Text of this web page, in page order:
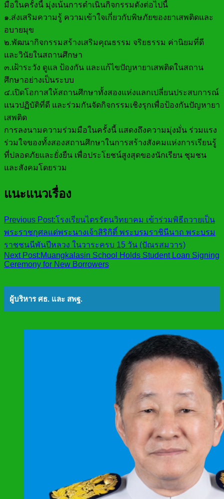
มือในครั้งนี้ มุ่งเน้นการดำเนินกิจกรรมดังต่อไปนี้
๑.ส่งเสริมความรู้ ความเข้าใจเกี่ยวกับพิษภัยของยาเสพติดและ
อบายมุข
๒.พัฒนากิจกรรมสร้างเสริมคุณธรรม จริยธรรม ค่านิยมที่ดี
และวินัยในสถานศึกษา
๓.เฝ้าระวัง ดูแล ป้องกัน และแก้ไขปัญหายาเสพติดในสถาน
ศึกษาอย่างเป็นระบบ
๔.เปิดโอกาสให้สถานศึกษาทั้งสองแห่งแลกเปลี่ยนประสบการณ์
แนวปฏิบัติที่ดี และร่วมกันจัดกิจกรรมเชิงรุกเพื่อป้องกันปัญหายา
เสพติด
การลงนามความร่วมมือในครั้งนี้ แสดงถึงความมุ่งมั่น ร่วมแรง
ร่วมใจของทั้งสองสถานศึกษาในการสร้างสังคมแห่งการเรียนรู้
ที่ปลอดภัยและยั่งยืน เพื่อประโยชน์สูงสุดของนักเรียน ชุมชน
และสังคมโดยรวม
แนะแนวเรื่อง
Previous Post:โรงเรียนไตรรัตนวิทยาคม เข้าร่วมพิธีถวายเป็น
พระราชกุศลแด่พระนางเจ้าสิริกิติ์ พระบรมราชินีนาถ พระบรม
ราชชนนีพันปีหลวง ในวาระครบ 15 วัน (ปัณรสมวาร)
Next Post:Muangkalasin School Holds Student Loan Signing
Ceremony for New Borrowers
ผู้บริหาร ศธ. และ สพฐ.